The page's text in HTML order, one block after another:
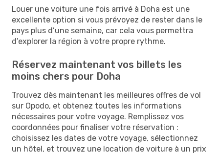
Louer une voiture une fois arrivé à Doha est une
excellente option si vous prévoyez de rester dans le
pays plus d’une semaine, car cela vous permettra
d’explorer la région à votre propre rythme.
Réservez maintenant vos billets les
moins chers pour Doha
Trouvez dès maintenant les meilleures offres de vol
sur Opodo, et obtenez toutes les informations
nécessaires pour votre voyage. Remplissez vos
coordonnées pour finaliser votre réservation :
choisissez les dates de votre voyage, sélectionnez
un hôtel, et trouvez une location de voiture à un prix